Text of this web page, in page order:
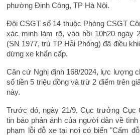
phường Định Công, TP Hà Nội.
Đội CSGT số 14 thuộc Phòng CSGT
xác minh làm rõ, vào hồi 10h20 ngày
(SN 1977, trú TP Hải Phòng) đã điều
dừng xe khẩn cấp.
Căn cứ Nghị định 168/2024, lực lượng
số tiền 5 triệu đồng và trừ 2 điểm trên
này.
Trước đó, ngày 21/9, Cục trưởng Cục
tin báo phản ánh của người dân về
phạm lỗi đỗ xe tại nơi có biển "Cấm